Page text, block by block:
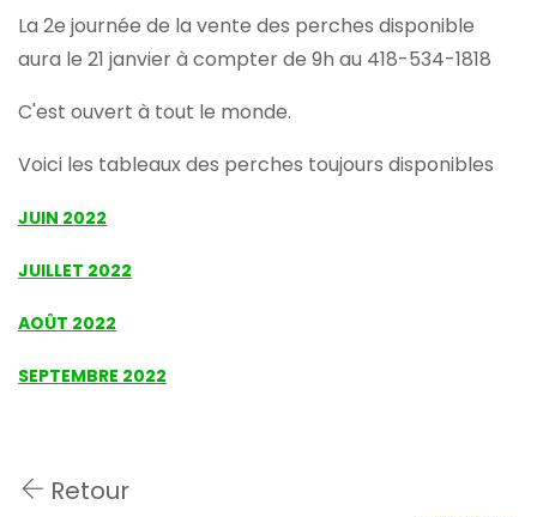
La 2e journée de la vente des perches disponible
aura le 21 janvier à compter de 9h au 418-534-1818
C'est ouvert à tout le monde.
Voici les tableaux des perches toujours disponibles
JUIN 2022
JUILLET 2022
AOÛT 2022
SEPTEMBRE 2022
Retour